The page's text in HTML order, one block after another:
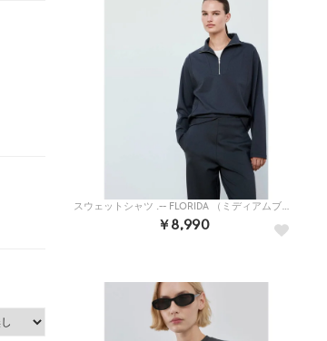
スウェットシャツ .-- FLORIDA （ミディアムブルー）
￥8,990